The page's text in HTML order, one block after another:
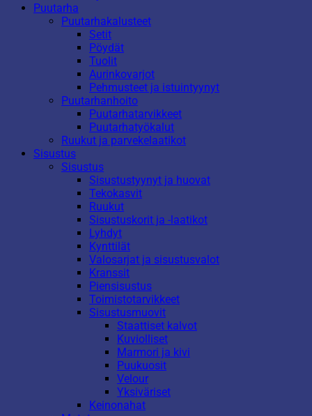
Puutarha
Puutarhakalusteet
Setit
Pöydät
Tuolit
Aurinkovarjot
Pehmusteet ja istuintyynyt
Puutarhanhoito
Puutarhatarvikkeet
Puutarhatyökalut
Ruukut ja parvekelaatikot
Sisustus
Sisustus
Sisustustyynyt ja huovat
Tekokasvit
Ruukut
Sisustuskorit ja -laatikot
Lyhdyt
Kynttilät
Valosarjat ja sisustusvalot
Kranssit
Piensisustus
Toimistotarvikkeet
Sisustusmuovit
Staattiset kalvot
Kuviolliset
Marmori ja kivi
Puukuosit
Velour
Yksiväriset
Keinonahat